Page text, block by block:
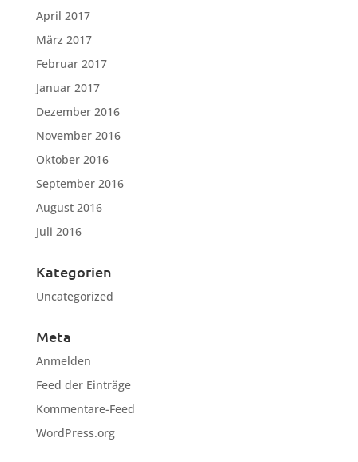
April 2017
März 2017
Februar 2017
Januar 2017
Dezember 2016
November 2016
Oktober 2016
September 2016
August 2016
Juli 2016
Kategorien
Uncategorized
Meta
Anmelden
Feed der Einträge
Kommentare-Feed
WordPress.org